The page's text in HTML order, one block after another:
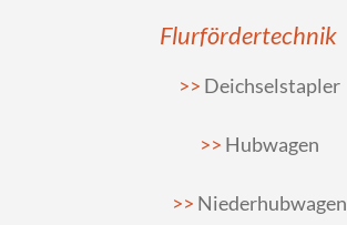
Flurfördertechnik
Deichselstapler
Hubwagen
Niederhubwagen